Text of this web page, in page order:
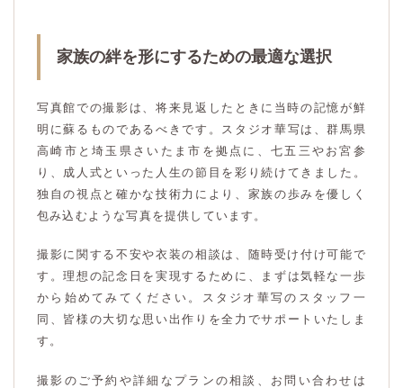
家族の絆を形にするための最適な選択
写真館での撮影は、将来見返したときに当時の記憶が鮮
明に蘇るものであるべきです。スタジオ華写は、群馬県
高崎市と埼玉県さいたま市を拠点に、七五三やお宮参
り、成人式といった人生の節目を彩り続けてきました。
独自の視点と確かな技術力により、家族の歩みを優しく
包み込むような写真を提供しています。
撮影に関する不安や衣装の相談は、随時受け付け可能で
す。理想の記念日を実現するために、まずは気軽な一歩
から始めてみてください。スタジオ華写のスタッフ一
同、皆様の大切な思い出作りを全力でサポートいたしま
す。
撮影のご予約や詳細なプランの相談、お問い合わせは